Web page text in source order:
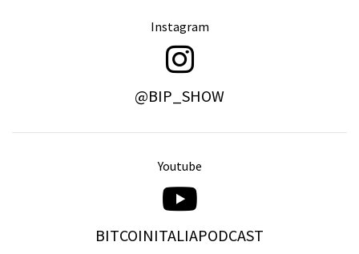
Instagram
@BIP_SHOW
Youtube
BITCOINITALIAPODCAST